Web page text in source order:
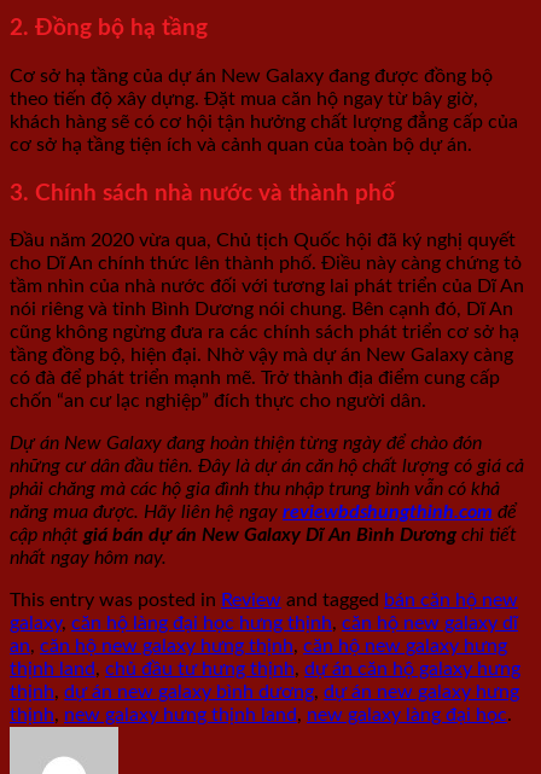
2. Đồng bộ hạ tầng
Cơ sở hạ tầng của dự án New Galaxy đang được đồng bộ
theo tiến độ xây dựng. Đặt mua căn hộ ngay từ bây giờ,
khách hàng sẽ có cơ hội tận hưởng chất lượng đẳng cấp của
cơ sở hạ tầng tiện ích và cảnh quan của toàn bộ dự án.
3. Chính sách nhà nước và thành phố
Đầu năm 2020 vừa qua, Chủ tịch Quốc hội đã ký nghị quyết
cho Dĩ An chính thức lên thành phố. Điều này càng chứng tỏ
tầm nhìn của nhà nước đối với tương lai phát triển của Dĩ An
nói riêng và tỉnh Bình Dương nói chung. Bên cạnh đó, Dĩ An
cũng không ngừng đưa ra các chính sách phát triển cơ sở hạ
tầng đồng bộ, hiện đại. Nhờ vậy mà dự án New Galaxy càng
có đà để phát triển mạnh mẽ. Trở thành địa điểm cung cấp
chốn “an cư lạc nghiệp” đích thực cho người dân.
Dự án New Galaxy đang hoàn thiện từng ngày để chào đón
những cư dân đầu tiên. Đây là dự án căn hộ chất lượng có giá cả
phải chăng mà các hộ gia đình thu nhập trung bình vẫn có khả
năng mua được. Hãy liên hệ ngay reviewbdshungthinh.com để
cập nhật giá bán dự án New Galaxy Dĩ An Bình Dương chi tiết
nhất ngay hôm nay.
This entry was posted in Review and tagged bán căn hộ new
galaxy, căn hộ làng đại học hưng thịnh, căn hộ new galaxy dĩ
an, căn hộ new galaxy hưng thịnh, căn hộ new galaxy hưng
thịnh land, chủ đầu tư hưng thịnh, dự án căn hộ galaxy hưng
thịnh, dự án new galaxy bình dương, dự án new galaxy hưng
thịnh, new galaxy hưng thịnh land, new galaxy làng đại học.